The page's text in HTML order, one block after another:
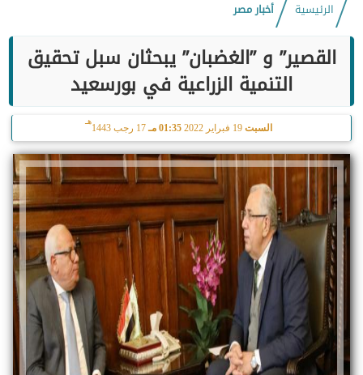
الرئيسية أخبار مصر
القصير” و ”الغضبان” يبحثان سبل تحقيق
التنمية الزراعية في بورسعيد
السبت 19 فبراير 2022 01:35 مـ 17 رجب 1443
هـ